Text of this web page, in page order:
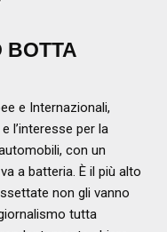
BOTTA
e Internazionali,
l’interesse per la
con un
a batteria. È il più alto
non gli vanno
tutta